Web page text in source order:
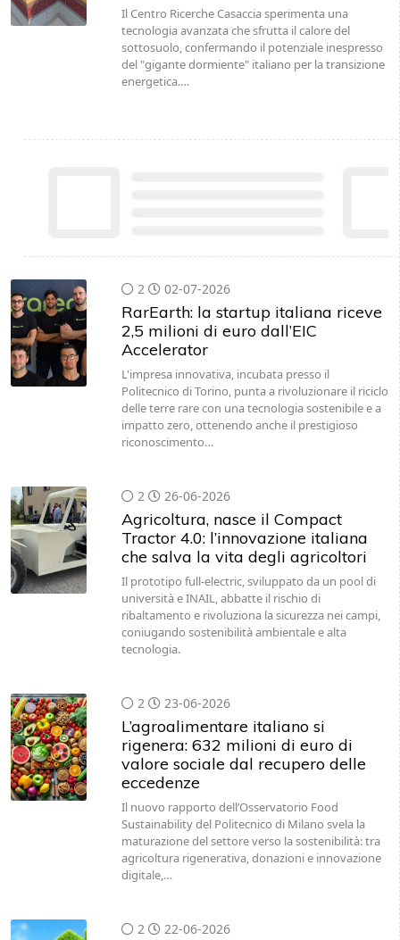
Il Centro Ricerche Casaccia sperimenta una
tecnologia avanzata che sfrutta il calore del
sottosuolo, confermando il potenziale inespresso
del "gigante dormiente" italiano per la transizione
energetica.…
2 02-07-2026
RarEarth: la startup italiana riceve
2,5 milioni di euro dall’EIC
Accelerator
L'impresa innovativa, incubata presso il
Politecnico di Torino, punta a rivoluzionare il riciclo
delle terre rare con una tecnologia sostenibile e a
impatto zero, ottenendo anche il prestigioso
riconoscimento…
2 26-06-2026
Agricoltura, nasce il Compact
Tractor 4.0: l’innovazione italiana
che salva la vita degli agricoltori
Il prototipo full-electric, sviluppato da un pool di
università e INAIL, abbatte il rischio di
ribaltamento e rivoluziona la sicurezza nei campi,
coniugando sostenibilità ambientale e alta
tecnologia.
2 23-06-2026
L’agroalimentare italiano si
rigenera: 632 milioni di euro di
valore sociale dal recupero delle
eccedenze
Il nuovo rapporto dell’Osservatorio Food
Sustainability del Politecnico di Milano svela la
maturazione del settore verso la sostenibilità: tra
agricoltura rigenerativa, donazioni e innovazione
digitale,…
2 22-06-2026